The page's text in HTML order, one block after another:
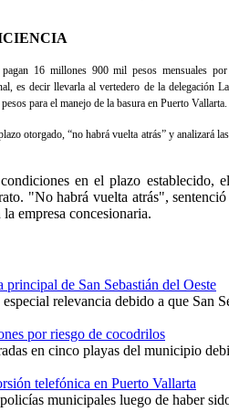
16 millones 900 mil pesos mensuales
es decir llevarla al vertedero de la delegación
para el manejo de la basura en Puerto Vallarta.
otorgado, “no habrá vuelta atrás” y analizará
en el plazo establecido,
"No habrá vuelta atrás",
empresa concesionaria.
de San Sebastián del Oeste
relevancia debido a que San
por riesgo de cocodrilos
en cinco playas del municipio
telefónica en Puerto Vallarta
municipales luego de haber